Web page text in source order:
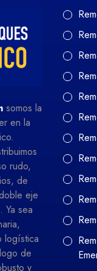
somos la
en la
rudo,
de
eje
Ya sea
logística
de
y